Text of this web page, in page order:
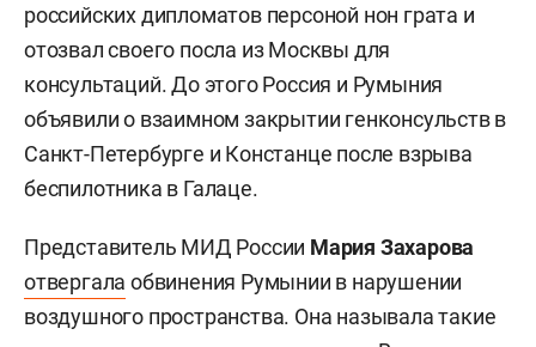
российских дипломатов персоной нон грата и
отозвал своего посла из Москвы для
консультаций. До этого Россия и Румыния
объявили о взаимном закрытии генконсульств в
Санкт-Петербурге и Констанце после взрыва
беспилотника в Галаце.
Представитель МИД России Мария Захарова
отвергала обвинения Румынии в нарушении
воздушного пространства. Она называла такие